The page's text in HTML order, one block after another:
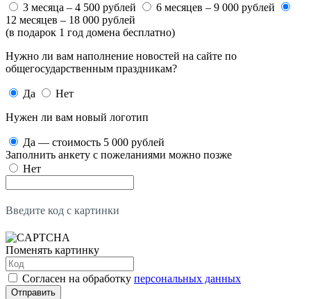
3 месяца – 4 500 рублей
6 месяцев – 9 000 рублей
12 месяцев – 18 000 рублей
(в подарок 1 год домена бесплатно)
Нужно ли вам наполнение новостей на сайте по
общегосударственным праздникам?
Да
Нет
Нужен ли вам новый логотип
Да — стоимость 5 000 рублей
Заполнить анкету с пожеланиями можно позже
Нет
Введите код с картинки
Поменять картинку
Согласен на обработку персональных данных
Отправить